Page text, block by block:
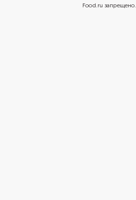
Food.ru запрещено.